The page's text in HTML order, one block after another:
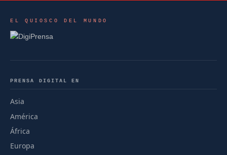
EL QUIOSCO DEL MUNDO
PRENSA DIGITAL EN
Asia
América
África
Europa